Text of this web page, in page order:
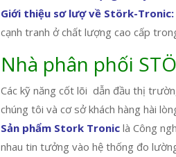
Giới thiệu sơ lượ về Störk-Tronic:
cạnh tranh ở chất lượng cao cấp
Nhà phân phối
Các kỹ năng cốt lõi dẫn đầu thị
chúng tôi và cơ sở khách hàng hài
Sản phẩm Stork Tronic là Công
nhau tin tưởng vào hệ thống đo